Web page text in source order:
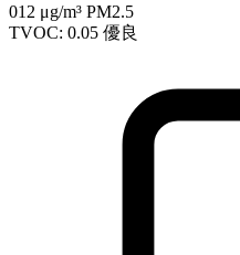
012 μg/m³ PM2.5
TVOC: 0.05 優良